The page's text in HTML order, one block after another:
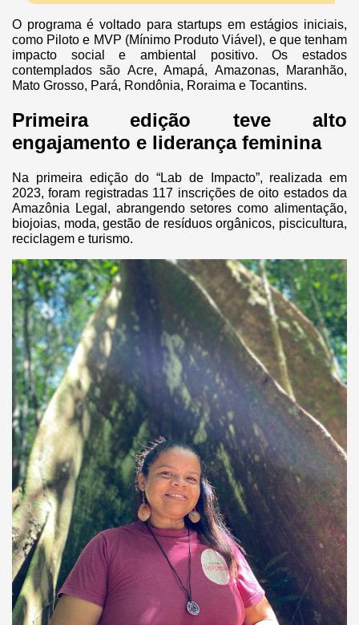
O programa é voltado para startups em estágios iniciais,
como Piloto e MVP (Mínimo Produto Viável), e que tenham
impacto social e ambiental positivo. Os estados
contemplados são Acre, Amapá, Amazonas, Maranhão,
Mato Grosso, Pará, Rondônia, Roraima e Tocantins.
Primeira edição teve alto
engajamento e liderança feminina
Na primeira edição do “Lab de Impacto”, realizada em
2023, foram registradas 117 inscrições de oito estados da
Amazônia Legal, abrangendo setores como alimentação,
biojoias, moda, gestão de resíduos orgânicos, piscicultura,
reciclagem e turismo.